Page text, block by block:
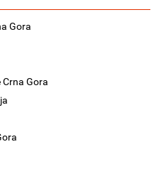
Gora
Crna Gora